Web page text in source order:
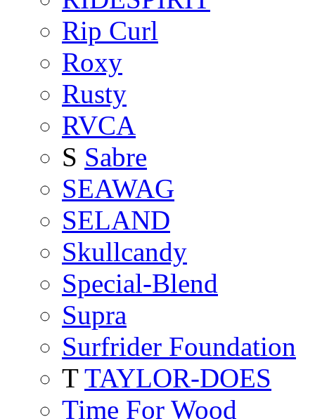
Rip Curl
Roxy
Rusty
RVCA
S Sabre
SEAWAG
SELAND
Skullcandy
Special-Blend
Supra
Surfrider Foundation
T TAYLOR-DOES
Time For Wood